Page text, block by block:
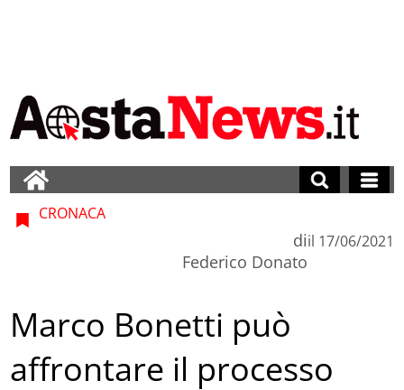
CRONACA
di
Federico Donato
il 17/06/2021
Marco Bonetti può
affrontare il processo